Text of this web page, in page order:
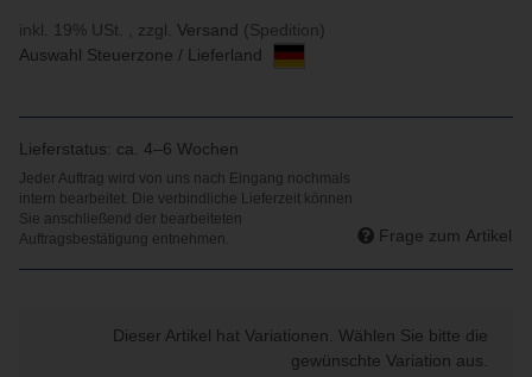
inkl. 19% USt. , zzgl. Versand (Spedition)
Auswahl Steuerzone / Lieferland
Lieferstatus: ca. 4–6 Wochen
Frage zum Artikel
Dieser Artikel hat Variationen. Wählen Sie bitte die
gewünschte Variation aus.